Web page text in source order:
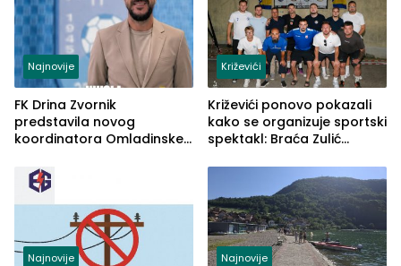
Najnovije
FK Drina Zvornik
predstavila novog
koordinatora Omladinske
Križevići
Križevići ponovo pokazali
kako se organizuje sportski
spektakl: Braća Zulić
Najnovije Najnovije